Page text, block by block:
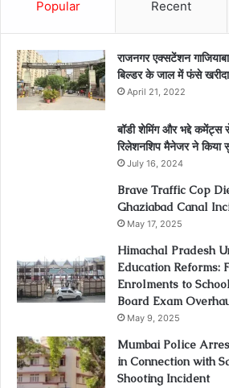
Popular Recent
राजनगर एक्सटेंशन
बिल्डर के जाल में फंसे
April 21, 2022
बॉडी शेमिंग और भद्दे कमेंट्स
रिलेशनशिप मैनेजर ने किया
July 16, 2024
Brave Traffic Cop
Ghaziabad Canal
May 17, 2025
Himachal Pradesh
Education Reforms:
Enrolments to
Board Exam
May 9, 2025
Mumbai Police
in Connection with
Shooting Incident